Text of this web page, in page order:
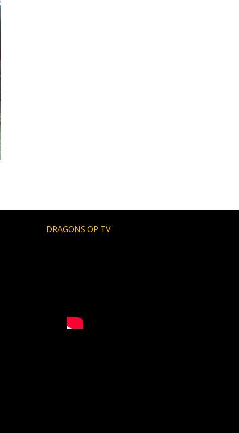
DRAGONS OP TV